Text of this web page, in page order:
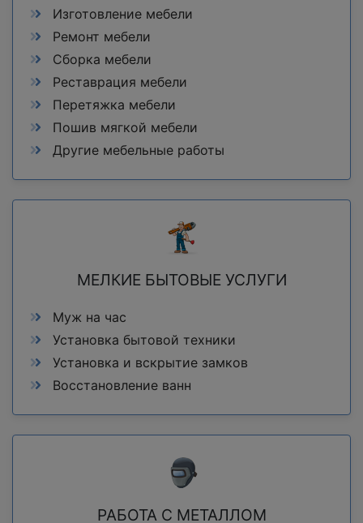
Изготовление мебели
Ремонт мебели
Сборка мебели
Реставрация мебели
Перетяжка мебели
Пошив мягкой мебели
Другие мебельные работы
МЕЛКИЕ БЫТОВЫЕ УСЛУГИ
Муж на час
Установка бытовой техники
Установка и вскрытие замков
Восстановление ванн
РАБОТА С МЕТАЛЛОМ